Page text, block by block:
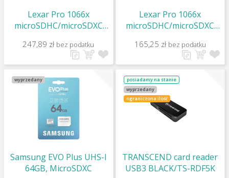
Lexar Pro 1066x
microSDHC/microSDXC
128Gb
247,89 zł bez podatku
Lexar Pro 1066x
microSDHC/microSDXC
64Gb
165,25 zł bez podatku
wyprzedany
Samsung EVO Plus UHS-I
64GB, MicroSDXC
posiadamy na stanie
wyprzedany
ograniczona ilość
TRANSCEND card reader
USB3 BLACK/TS-RDF5K